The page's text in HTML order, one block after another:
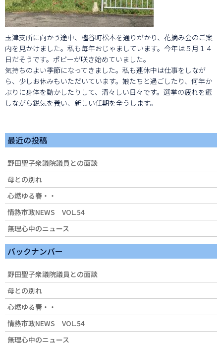
玉津支所に向かう途中、櫨谷町松本を通りがかり、花摘み会のご案
内を見かけました。私も毎年おじゃましています。今年は５月１４
日だそうです。ポピーが咲き始めていました。
気持ちのよい季節になってきました。私も連休中は仕事をしなが
ら、少しお休みもいただいています。娘たちと過ごしたり、何年か
ぶりに身体を動かしたりして、清々しい日々です。選挙の疲れを癒
しながら鋭気を養い、新しい任期を全うします。
最近の投稿
野田聖子衆議院議員との面談
母との別れ
心燃ゆる春・・
情熱市政NEWS VOL.54
無理心中のニュース
バックナンバー
野田聖子衆議院議員との面談
母との別れ
心燃ゆる春・・
情熱市政NEWS VOL.54
無理心中のニュース